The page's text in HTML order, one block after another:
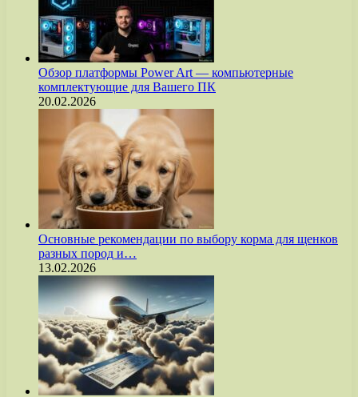
Обзор платформы Power Art — компьютерные
комплектующие для Вашего ПК
20.02.2026
Основные рекомендации по выбору корма для щенков
разных пород и…
13.02.2026